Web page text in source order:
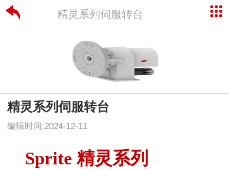
精灵系列伺服转台
精灵系列伺服转台
编辑时间:2024-12-11
Sprite 精灵系列